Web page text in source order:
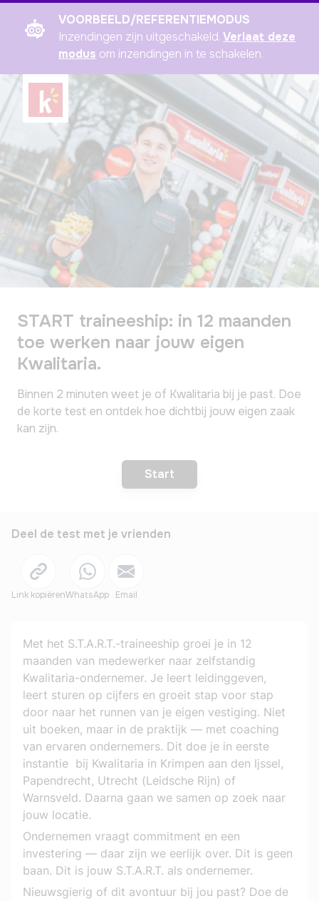
VOORBEELD/REFERENTIEMODUS
Inzendingen zijn uitgeschakeld.Verlaat deze
modus om inzendingen in te schakelen.
START traineeship: in 12 maanden
toe werken naar jouw eigen
Kwalitaria.
Binnen 2 minuten weet je of Kwalitaria bij je past. Doe
de korte test en ontdek hoe dichtbij jouw eigen zaak
kan zijn.
Start
of druk op 'enter'
Deel de test met je vrienden
Link kopiërenWhatsApp Email
Met het S.T.A.R.T.-traineeship groei je in 12
maanden van medewerker naar zelfstandig
Kwalitaria-ondernemer. Je leert leidinggeven,
leert sturen op cijfers en groeit stap voor stap
door naar het runnen van je eigen vestiging. Niet
uit boeken, maar in de praktijk — met coaching
van ervaren ondernemers. Dit doe je in eerste
instantie  bij Kwalitaria in Krimpen aan den Ijssel,
Papendrecht, Utrecht (Leidsche Rijn) of
Warnsveld. Daarna gaan we samen op zoek naar
Ondernemen vraagt commitment en een
investering — daar zijn we eerlijk over. Dit is geen
baan. Dit is jouw S.T.A.R.T. als ondernemer.
Nieuwsgierig of dit avontuur bij jou past? Doe de